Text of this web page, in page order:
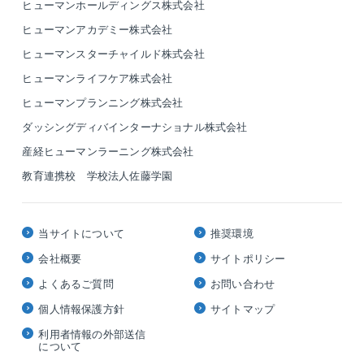
ヒューマンホールディングス株式会社
ヒューマンアカデミー株式会社
ヒューマンスターチャイルド株式会社
ヒューマンライフケア株式会社
ヒューマンプランニング株式会社
ダッシングディバインターナショナル株式会社
産経ヒューマンラーニング株式会社
教育連携校 学校法人佐藤学園
当サイトについて
会社概要
よくあるご質問
個人情報保護方針
利用者情報の外部送信
について
推奨環境
サイトポリシー
お問い合わせ
サイトマップ